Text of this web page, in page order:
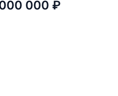
000 ₽